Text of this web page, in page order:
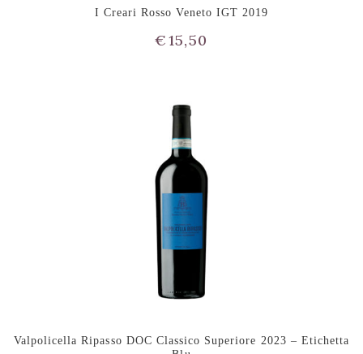
I Creari Rosso Veneto IGT 2019
€15,50
Valpolicella Ripasso DOC Classico Superiore 2023 – Etichetta